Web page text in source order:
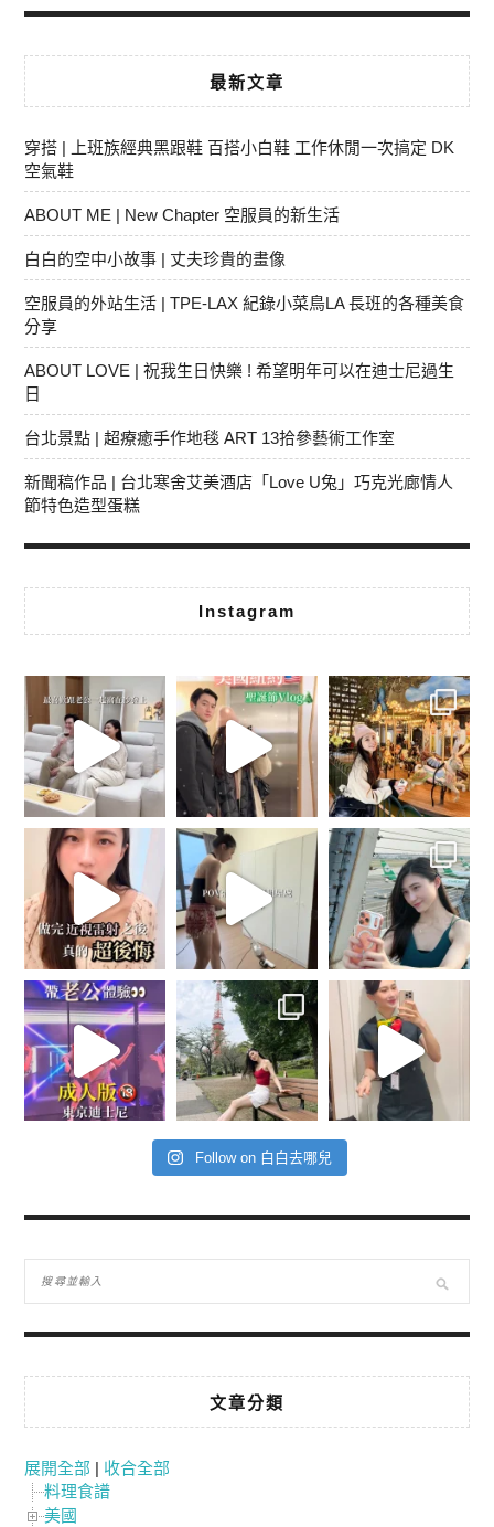
最新文章
穿搭 | 上班族經典黑跟鞋 百搭小白鞋 工作休閒一次搞定 DK
空氣鞋
ABOUT ME | New Chapter 空服員的新生活
白白的空中小故事 | 丈夫珍貴的畫像
空服員的外站生活 | TPE-LAX 紀錄小菜鳥LA 長班的各種美食
分享
ABOUT LOVE | 祝我生日快樂 ! 希望明年可以在迪士尼過生
日
台北景點 | 超療癒手作地毯 ART 13拾參藝術工作室
新聞稿作品 | 台北寒舍艾美酒店「Love U兔」巧克光廊情人
節特色造型蛋糕
Instagram
Follow on 白白去哪兒
文章分類
展開全部 | 收合全部
料理食譜
美國